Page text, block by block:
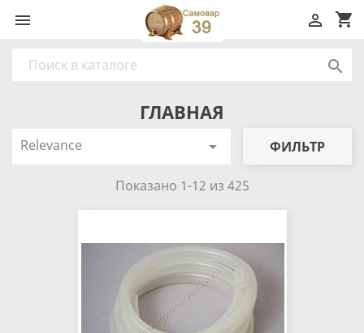
 shopping_cart


ГЛАВНАЯ
Relevance  ФИЛЬТР
Показано 1-12 из 425